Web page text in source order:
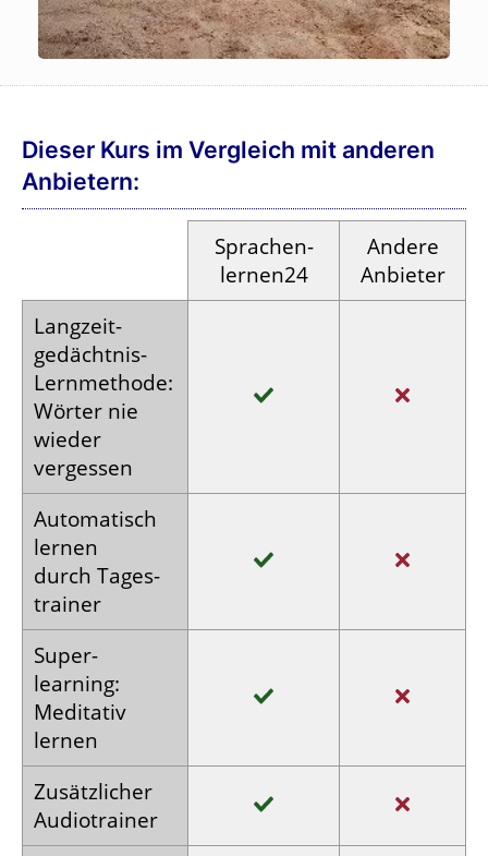
Dieser Kurs im Vergleich mit anderen
Anbietern:
Sprachen­
lernen24
Andere
Anbieter
Langzeit­
gedächtnis-
Lern­methode:
Wörter nie
wieder
vergessen
Auto­matisch
lernen
durch Tages­
trainer
Super­
learning:
Meditativ
lernen
Zusätz­licher
Audio­trainer